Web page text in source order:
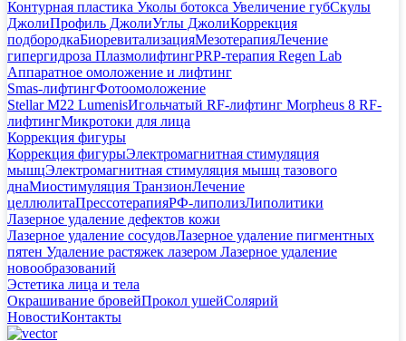
Контурная пластика Уколы ботокса Увеличение губСкулы
ДжолиПрофиль ДжолиУглы ДжолиКоррекция
подбородкаБиоревитализацияМезотерапияЛечение
гипергидроза ПлазмолифтингPRP-терапия Regen Lab
Аппаратное омоложение и лифтинг
Smas-лифтингФотоомоложение
Stellar M22 LumenisИгольчатый RF-лифтинг Morpheus 8 RF-
лифтингМикротоки для лица
Коррекция фигуры
Коррекция фигурыЭлектромагнитная стимуляция
мышцЭлектромагнитная стимуляция мышц тазового
днаМиостимуляция ТранзионЛечение
целлюлитаПрессотерапияРФ-липолизЛиполитики
Лазерное удаление дефектов кожи
Лазерное удаление сосудовЛазерное удаление пигментных
пятен Удаление растяжек лазером Лазерное удаление
новообразований
Эстетика лица и тела
Окрашивание бровейПрокол ушейСолярий
НовостиКонтакты